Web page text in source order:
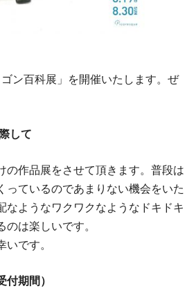
ン百科展」を開催いたします。ぜ
して
の作品展をさせて頂きます。普段は
っているのであまりない機会をいた
なようなワクワクなようなドキドキ
のは楽しいです。
です。
期間）